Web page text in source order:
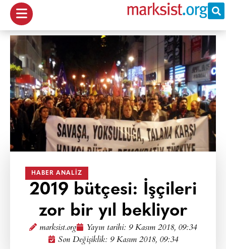
HABER ANALIZ
2019 bütçesi: İşçileri
zor bir yıl bekliyor
marksist.org Yayın tarihi: 9 Kasım 2018, 09:34
Son Değişiklik: 9 Kasım 2018, 09:34